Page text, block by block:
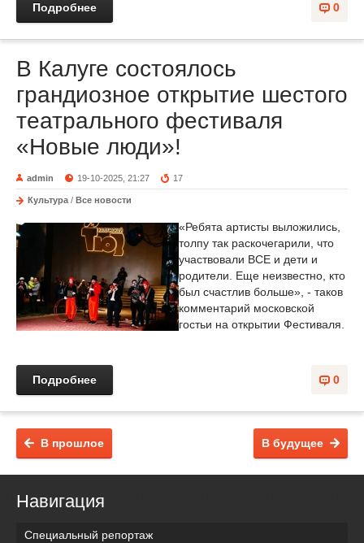
0
Подробнее
В Калуге состоялось
грандиозное открытие шестого
театрального фестиваля
«Новые люди»!
admin 19-10-2025, 21:27 17
Культура / Все новости
«Ребята артисты выложились,
толпу так раскочегарили, что
участвовали ВСЕ и дети и
родители. Еще неизвестно, кто
был счастлив больше», - таков
комментарий московской
гостьи на открытии Фестиваля.
0
Подробнее
В будущее
В прошлое
Навигация
Специальный репортаж